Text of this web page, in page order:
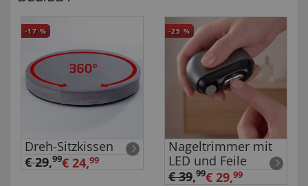
-17 %
Dreh-Sitzkissen
€ 29,99€ 24,99
-25 %
Nageltrimmer mit
LED und Feile
€ 39,99€ 29,99